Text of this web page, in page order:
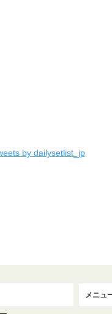
by dailysetlist_jp
メニュ